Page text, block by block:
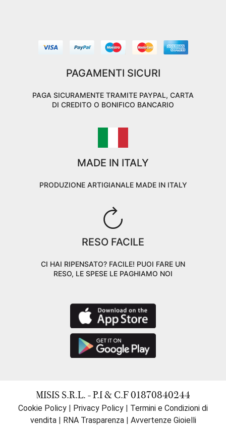
PAGAMENTI SICURI
PAGA SICURAMENTE TRAMITE PAYPAL, CARTA
DI CREDITO O BONIFICO BANCARIO
MADE IN ITALY
PRODUZIONE ARTIGIANALE MADE IN ITALY
RESO FACILE
CI HAI RIPENSATO? FACILE! PUOI FARE UN
RESO, LE SPESE LE PAGHIAMO NOI
MISIS S.R.L. - P.I & C.F 01870840244
Cookie Policy | Privacy Policy | Termini e Condizioni di
vendita| RNA Trasparenza| Avvertenze Gioielli